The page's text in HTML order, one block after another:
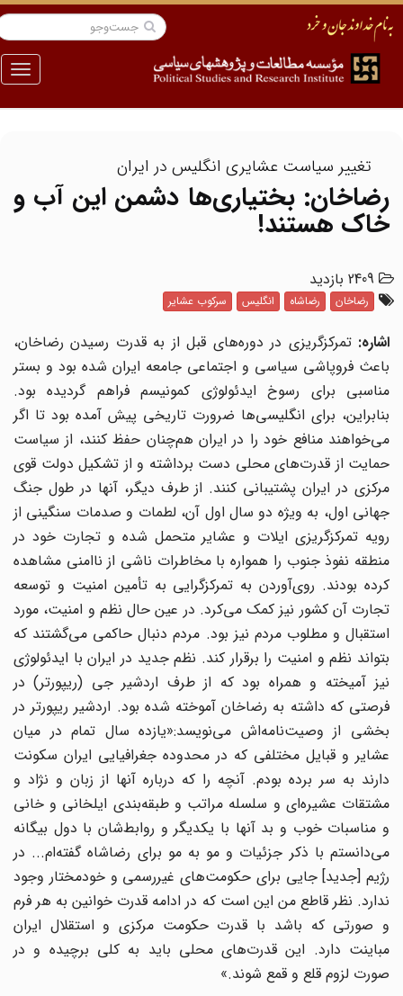
منو
تغییر سیاست عشایری انگلیس در ایران
رضاخان: بختیاری‌ها دشمن این آب و
خاک هستند!
2409 بازدید
رضاخان رضاشاه انگلیس سرکوب عشایر
اشاره:تمرکزگریزی در دوره‌های قبل از به قدرت رسیدن رضاخان،
باعث فروپاشی سیاسی و اجتماعی جامعه ایران شده بود و بستر
مناسبی برای رسوخ ایدئولوژی کمونیسم فراهم گردیده بود.
بنابراین، برای انگلیسی‌ها ضرورت تاریخی پیش آمده بود تا اگر
می‌خواهند منافع خود را در ایران هم‌چنان حفظ کنند، از سیاست
حمایت از قدرت‌های محلی دست برداشته و از تشکیل دولت قوی
مرکزی در ایران پشتیبانی کنند. از طرف دیگر، آنها در طول جنگ
جهانی اول، به ویژه دو سال اول آن، لطمات و صدمات سنگینی از
رویه تمرکزگریزی ایلات و عشایر متحمل شده و تجارت خود در
منطقه نفوذ جنوب را همواره با مخاطرات ناشی از ناامنی مشاهده
کرده بودند. روی‌آوردن به تمرکزگرایی به تأمین امنیت و توسعه
تجارت آن کشور نیز کمک می‌کرد. در عین حال نظم و امنیت، مورد
استقبال و مطلوب مردم نیز بود. مردم دنبال حاکمی می‌گشتند که
بتواند نظم و امنیت را برقرار کند. نظم جدید در ایران با ایدئولوژی
نیز آمیخته و همراه بود که از طرف اردشیر جی (ریپورتر) در
فرصتی که داشته به رضاخان آموخته شده بود. اردشیر ریپورتر در
بخشی از وصیت‌نامه‌اش می‌نویسد:«یازده سال تمام در میان
عشایر و قبایل مختلفی که در محدوده جغرافیایی ایران سکونت
دارند به سر برده بودم. آنچه را که درباره آنها از زبان و نژاد و
مشتقات عشیره‌ای و سلسله مراتب و طبقه‌بندی ایلخانی و خانی
و مناسبات خوب و بد آنها با یکدیگر و روابط‌شان با دول بیگانه
می‌دانستم با ذکر جزئیات و مو به مو برای رضاشاه گفته‌ام... در
رژیم [جدید] جایی برای حکومت‌های غیررسمی و خودمختار وجود
ندارد. نظر قاطع من این است که در ادامه قدرت خوانین به هر فرم
و صورتی که باشد با قدرت حکومت مرکزی و استقلال ایران
مباینت دارد. این قدرت‌های محلی باید به‌ کلی برچیده و در
صورت لزوم قلع و قمع شوند.»